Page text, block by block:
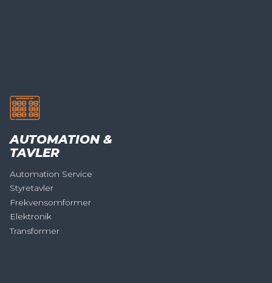
AUTOMATION &
TAVLER
Automation Service
Styretavler
Frekvensomformer
Elektronik
Transformer